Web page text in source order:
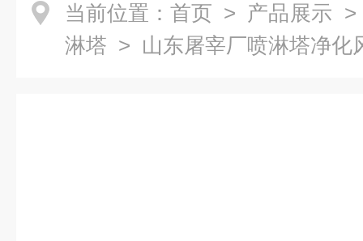
当前位置： 首页 > 产品展示
淋塔 > 山东屠宰厂喷淋塔净化